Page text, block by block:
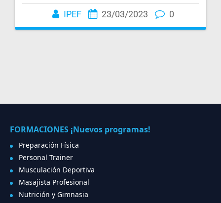
IPEF 23/03/2023 0
FORMACIONES ¡Nuevos programas!
Preparación Física
Personal Trainer
Musculación Deportiva
Masajista Profesional
Nutrición y Gimnasia